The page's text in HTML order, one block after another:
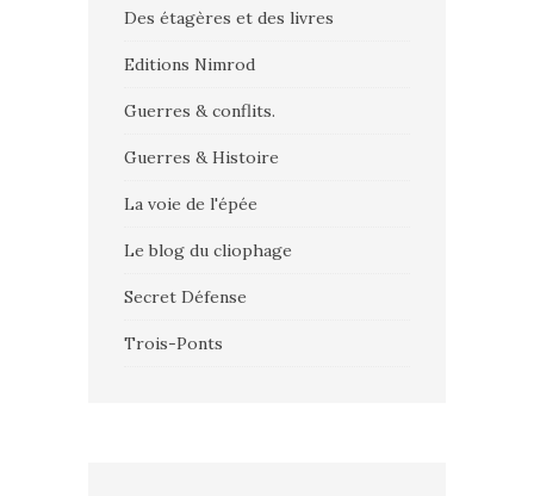
Des étagères et des livres
Editions Nimrod
Guerres & conflits.
Guerres & Histoire
La voie de l'épée
Le blog du cliophage
Secret Défense
Trois-Ponts